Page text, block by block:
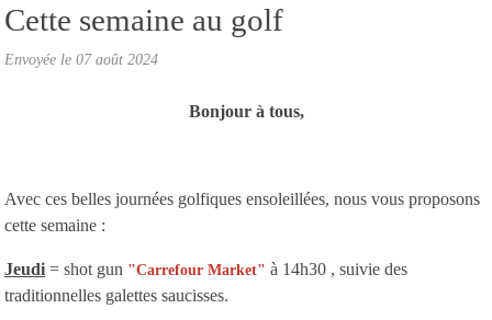
Cette semaine au golf
Envoyée le 07 août 2024
Bonjour à tous,
Avec ces belles journées golfiques ensoleillées, nous vous proposons
cette semaine :
Jeudi = shot gun "Carrefour Market" à 14h30 , suivie des
traditionnelles galettes saucisses.